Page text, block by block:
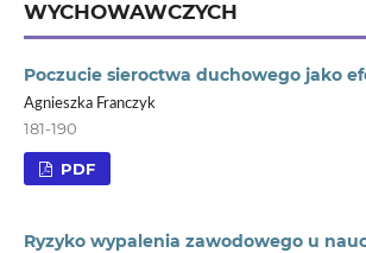
WYCHOWAWCZYCH
Poczucie sieroctwa duchowego jako
Agnieszka Franczyk
181-190
PDF
Ryzyko wypalenia zawodowego u